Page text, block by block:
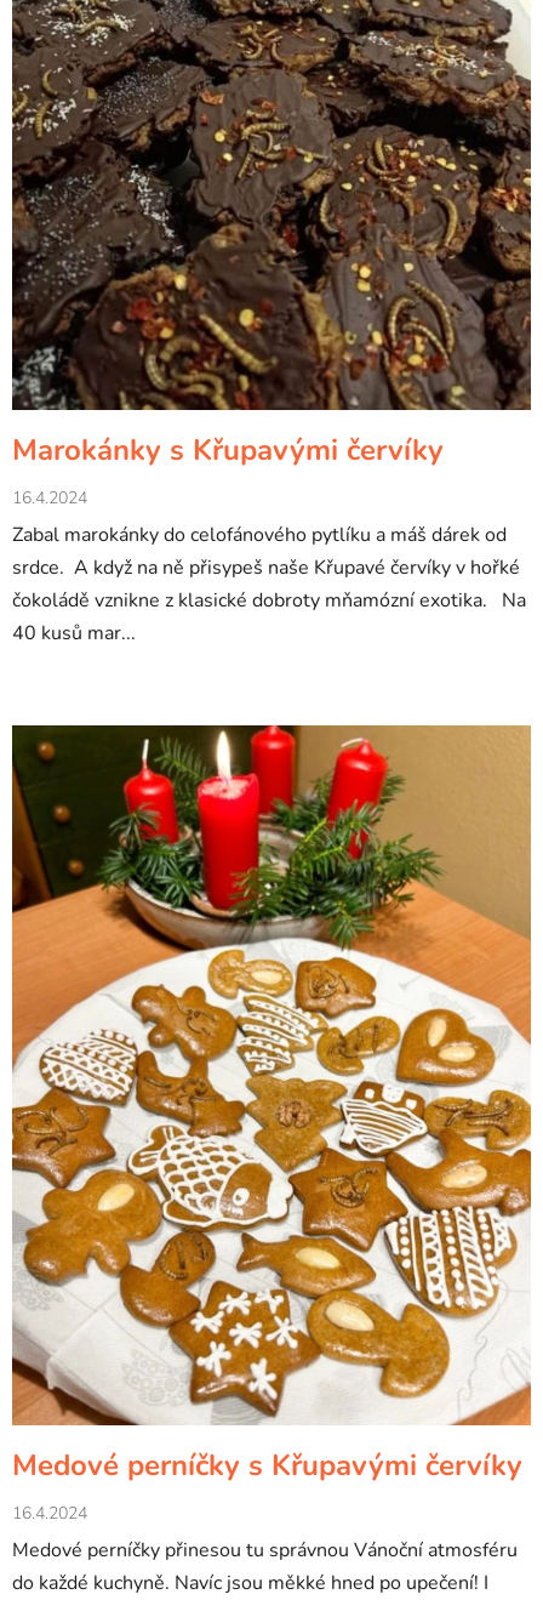
Marokánky s Křupavými červíky
16.4.2024
Zabal marokánky do celofánového pytlíku a máš dárek od
srdce. A když na ně přisypeš naše Křupavé červíky v hořké
čokoládě vznikne z klasické dobroty mňamózní exotika. Na
40 kusů mar...
Medové perníčky s Křupavými červíky
16.4.2024
Medové perníčky přinesou tu správnou Vánoční atmosféru
do každé kuchyně. Navíc jsou měkké hned po upečení! I